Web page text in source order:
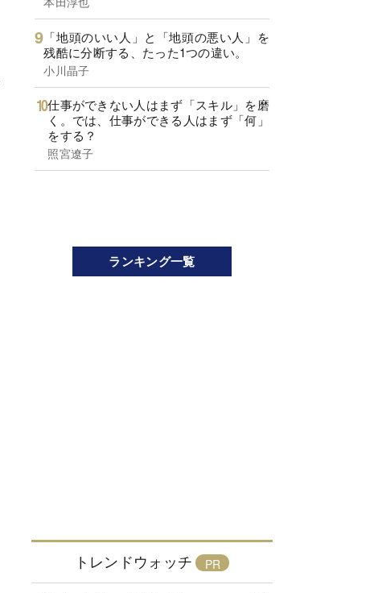
「地頭のいい人」と「地頭の悪い人」を
残酷に分断する、たった1つの違い。
小川晶子
仕事ができない人はまず「スキル」を磨
く。では、仕事ができる人はまず「何」
をする？
照宮遼子
ランキング一覧
トレンドウォッチ